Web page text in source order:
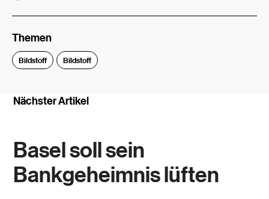
Themen
Bildstoff Bildstoff
Nächster Artikel
Basel soll sein
Bankgeheimnis lüften